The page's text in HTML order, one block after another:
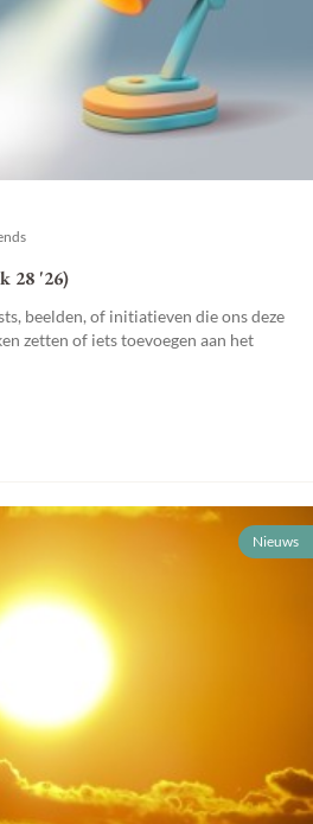
28 '26)
beelden, of initiatieven die ons deze
zetten of iets toevoegen aan het
Nieuws